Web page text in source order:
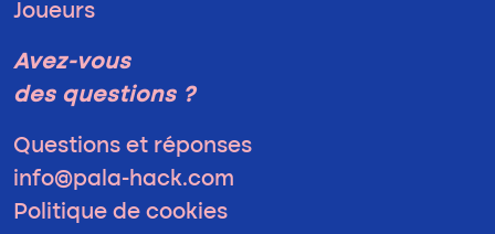
Joueurs
Avez-vous
des questions ?
Questions et réponses
info@pala-hack.com
Politique de cookies